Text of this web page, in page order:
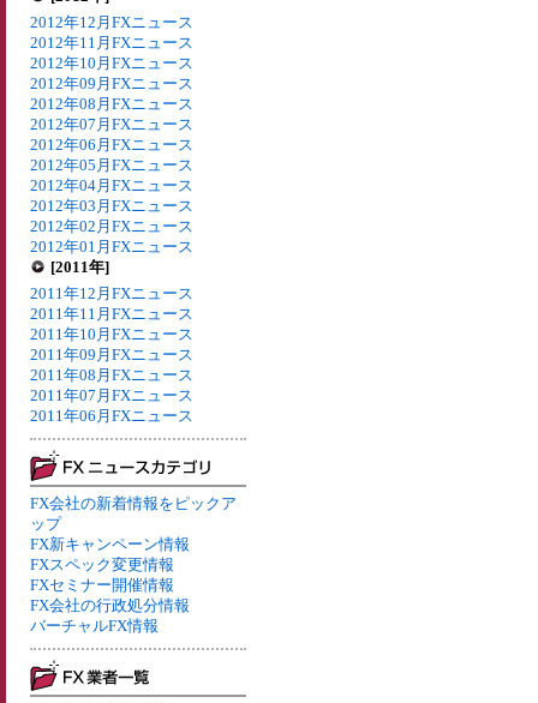
2012年12月FXニュース
2012年11月FXニュース
2012年10月FXニュース
2012年09月FXニュース
2012年08月FXニュース
2012年07月FXニュース
2012年06月FXニュース
2012年05月FXニュース
2012年04月FXニュース
2012年03月FXニュース
2012年02月FXニュース
2012年01月FXニュース
[2011年]
2011年12月FXニュース
2011年11月FXニュース
2011年10月FXニュース
2011年09月FXニュース
2011年08月FXニュース
2011年07月FXニュース
2011年06月FXニュース
FX会社の新着情報をピックア
ップ
FX新キャンペーン情報
FXスペック変更情報
FXセミナー開催情報
FX会社の行政処分情報
バーチャルFX情報